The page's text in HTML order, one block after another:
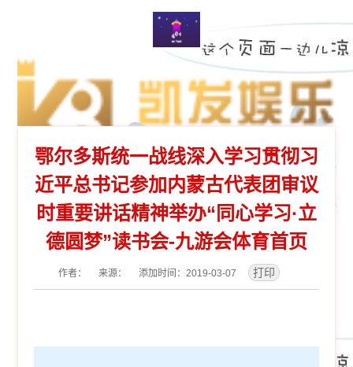
鄂尔多斯统一战线深入学习贯彻习
近平总书记参加内蒙古代表团审议
时重要讲话精神举办“同心学习·立
德圆梦”读书会-九游会体育首页
作者： 来源： 添加时间：2019-03-07